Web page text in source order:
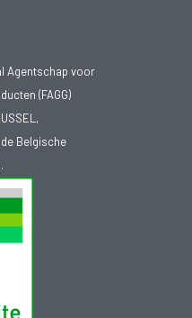
Agentschap voor
(FAGG)
Belgische